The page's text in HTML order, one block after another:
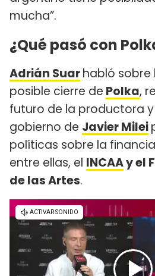
mucha”.
¿Qué pasó con
Adrián Suarhabló sobre
posible cierre de Polka,
futuro de la productora
gobierno de Javier Milei
políticas sobre la
entre ellas, el INCAAy el
de las Artes.